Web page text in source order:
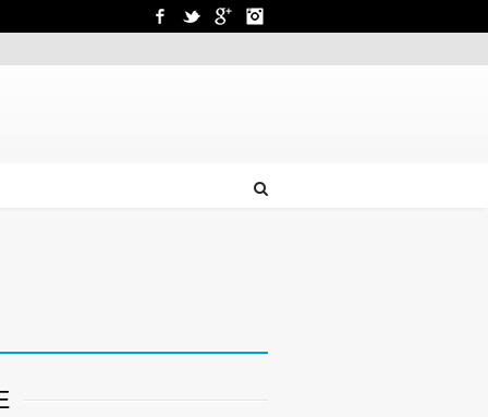
Facebook
TwitterGoogle+